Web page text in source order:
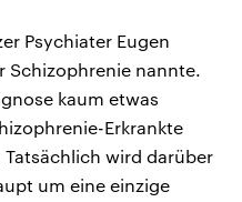
Psychiater Eugen
Schizophrenie nannte.
kaum etwas
Erkrankte
wird darüber
um eine einzige